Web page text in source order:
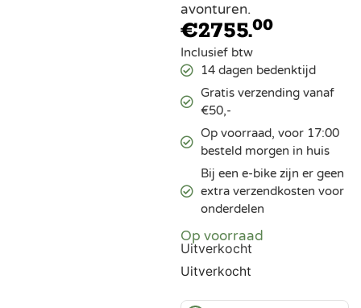
avonturen.
€2755.00
Inclusief btw
14 dagen bedenktijd
Gratis verzending vanaf
€50,-
Op voorraad, voor 17:00
besteld morgen in huis
Bij een e-bike zijn er geen
extra verzendkosten voor
onderdelen
Op voorraad
Uitverkocht
Uitverkocht